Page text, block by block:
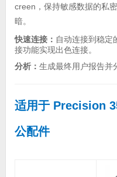
creen，保持敏感数据的私
暗。
快速连接： 自动连接到稳定
接功能实现出色连接。
分析： 生成最终用户报告并
适用于 Precision
公配件